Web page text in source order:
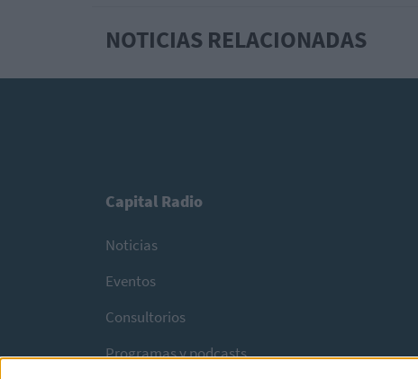
NOTICIAS RELACIONADAS
Capital Radio
Noticias
Eventos
Consultorios
Programas y podcasts